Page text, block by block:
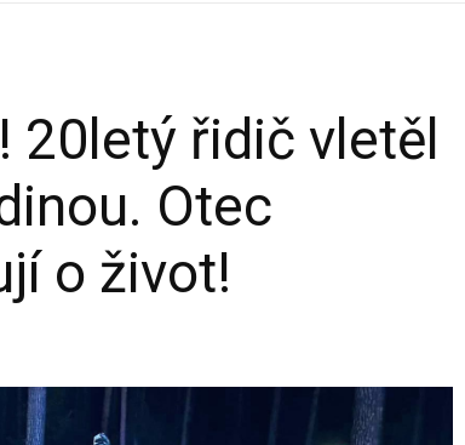
20letý řidič vletěl
Otec
o život!